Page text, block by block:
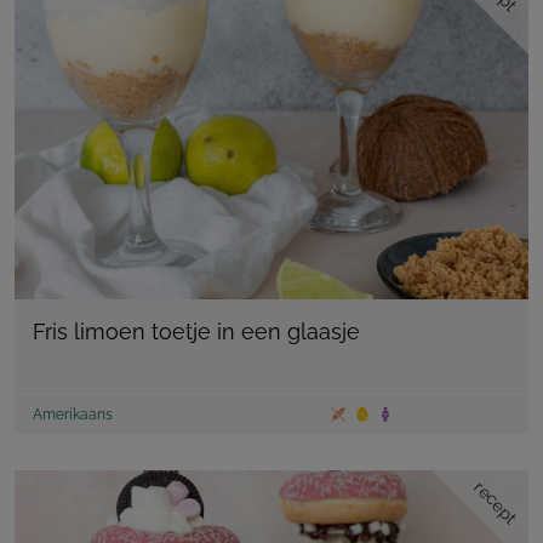
Fris limoen toetje in een glaasje
Amerikaans
recept